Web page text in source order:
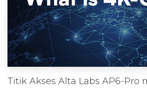
Titik Akses Alta Labs AP6-Pro